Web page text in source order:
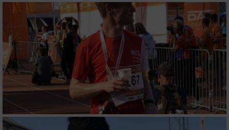
Verwendung von Profilen zur Auswahl
personalisierter Werbung
Erstellung von Profilen zur Personalisierung
von Inhalten
Verwendung von Profilen zur Auswahl
personalisierter Inhalte
Messung der Werbeleistung